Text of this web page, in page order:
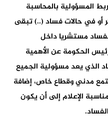
المسؤولية بالمحاسبة
أو في حالات فساد (..) تبقى
مستشريا داخل
الحكومة عن الأهمية
الذي يعد مسؤولية الجميع
مدني وقطاع خاص، إضافة
الإعلام إلى أن يكون